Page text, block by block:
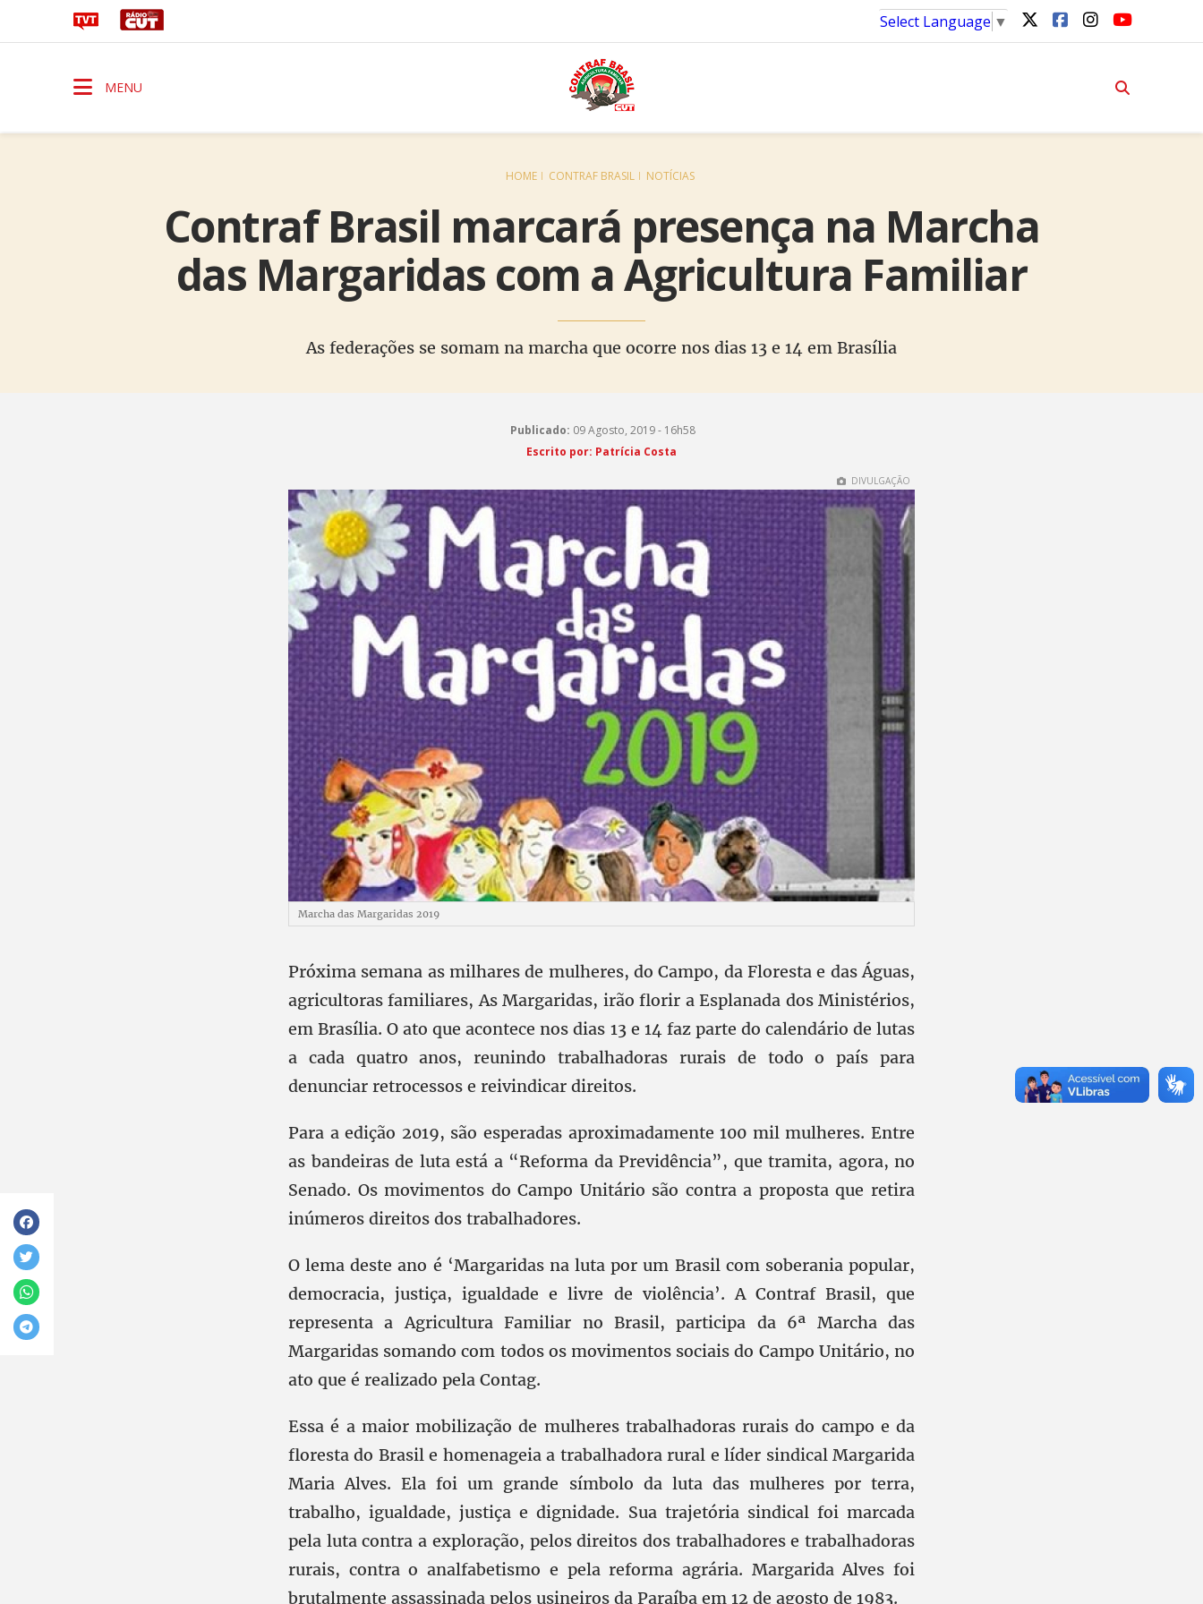
Select Language ▼
MENU
HOME CONTRAF BRASIL NOTÍCIAS
Contraf Brasil marcará presença na Marcha
das Margaridas com a Agricultura Familiar
As federações se somam na marcha que ocorre nos dias 13 e 14 em Brasília
Publicado: 09 Agosto, 2019 - 16h58
Escrito por: Patrícia Costa
DIVULGAÇÃO
Marcha das Margaridas 2019
Próxima semana as milhares de mulheres, do Campo, da Floresta e das Águas,
agricultoras familiares, As Margaridas, irão florir a Esplanada dos Ministérios,
em Brasília. O ato que acontece nos dias 13 e 14 faz parte do calendário de lutas
a cada quatro anos, reunindo trabalhadoras rurais de todo o país para
denunciar retrocessos e reivindicar direitos.
Para a edição 2019, são esperadas aproximadamente 100 mil mulheres. Entre
as bandeiras de luta está a “Reforma da Previdência”, que tramita, agora, no
Senado. Os movimentos do Campo Unitário são contra a proposta que retira
inúmeros direitos dos trabalhadores.
O lema deste ano é ‘Margaridas na luta por um Brasil com soberania popular,
democracia, justiça, igualdade e livre de violência’. A Contraf Brasil, que
representa a Agricultura Familiar no Brasil, participa da 6ª Marcha das
Margaridas somando com todos os movimentos sociais do Campo Unitário, no
ato que é realizado pela Contag.
Essa é a maior mobilização de mulheres trabalhadoras rurais do campo e da
floresta do Brasil e homenageia a trabalhadora rural e líder sindical Margarida
Maria Alves. Ela foi um grande símbolo da luta das mulheres por terra,
trabalho, igualdade, justiça e dignidade. Sua trajetória sindical foi marcada
pela luta contra a exploração, pelos direitos dos trabalhadores e trabalhadoras
rurais, contra o analfabetismo e pela reforma agrária. Margarida Alves foi
brutalmente assassinada pelos usineiros da Paraíba em 12 de agosto de 1983.